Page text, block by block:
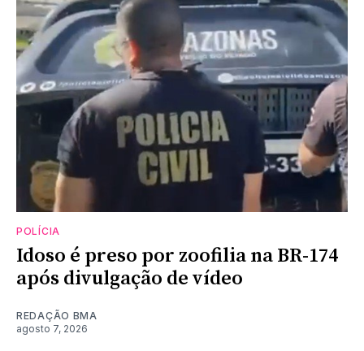
POLÍCIA
Idoso é preso por zoofilia na BR-174
após divulgação de vídeo
REDAÇÃO BMA
agosto 7, 2026